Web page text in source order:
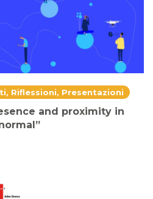
Riflessioni, Presentazioni
and proximity in